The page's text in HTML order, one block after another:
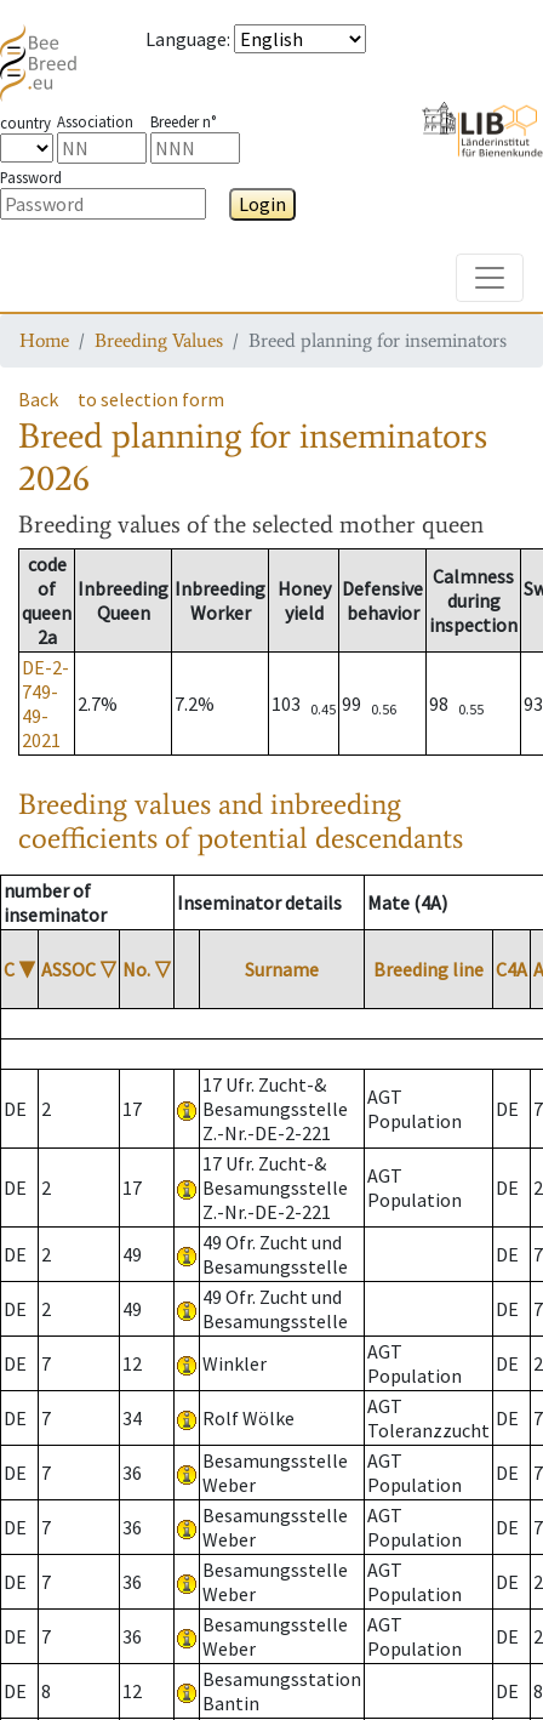
Language:
country Association Breeder n°
Password
Login
Home Breeding Values Breed planning for inseminators
Back to selection form
Breed planning for inseminators
2026
Breeding values of the selected mother queen
code
of
queen
2a
Inbreeding
Queen
Inbreeding
Worker
Honey
yield
Defensive
behavior
Calmness
during
inspection
DE-2-
749-
49-
2021
2.7% 7.2% 103 0.45 99 0.56 98 0.55
Breeding values and inbreeding
coefficients of potential descendants
number of
inseminator
Inseminator details Mate (4A)
C ▼ ASSOC ▽ No. ▽ Surname Breeding line C4A
DE 2 17
17 Ufr. Zucht-&
Besamungsstelle
Z.-Nr.-DE-2-221
AGT
Population
DE 7
DE 2 17
17 Ufr. Zucht-&
Besamungsstelle
Z.-Nr.-DE-2-221
AGT
Population
DE 2
DE 2 49
49 Ofr. Zucht und
Besamungsstelle
DE 7
DE 2 49
49 Ofr. Zucht und
Besamungsstelle
DE 7
DE 7 12 Winkler
AGT
Population
DE 2
DE 7 34 Rolf Wölke
AGT
Toleranzzucht DE 7
DE 7 36
Besamungsstelle
Weber
AGT
Population
DE 7
DE 7 36
Besamungsstelle
Weber
AGT
Population
DE 7
DE 7 36
Besamungsstelle
Weber
AGT
Population
DE 2
DE 7 36
Besamungsstelle
Weber
AGT
Population
DE 2
DE 8 12
Besamungsstation
Bantin
DE 8